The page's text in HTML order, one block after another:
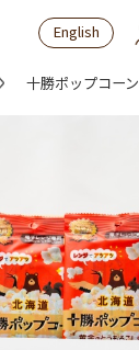
English
十勝ポップコーン